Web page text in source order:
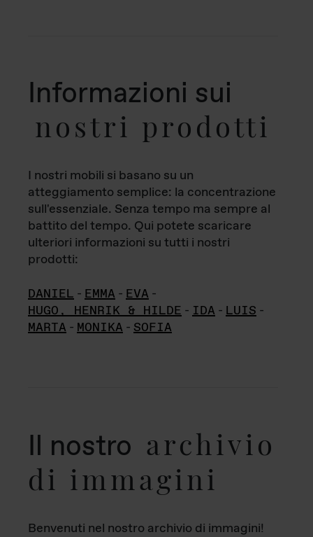
Informazioni sui
nostri prodotti
I nostri mobili si basano su un
atteggiamento semplice: la concentrazione
sull'essenziale. Senza tempo ma sempre al
battito del tempo. Qui potete scaricare
ulteriori informazioni su tutti i nostri
prodotti:
DANIEL - EMMA - EVA -
HUGO, HENRIK & HILDE - IDA - LUIS -
MARTA - MONIKA - SOFIA
Il nostro archivio
di immagini
Benvenuti nel nostro archivio di immagini!